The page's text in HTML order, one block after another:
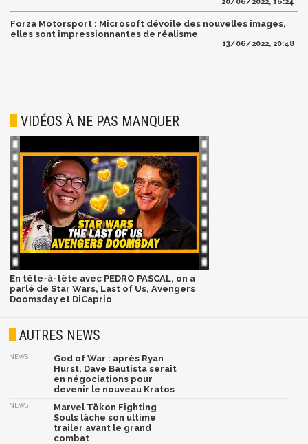
20/06/2022, 16:24
Forza Motorsport : Microsoft dévoile des nouvelles images,
elles sont impressionnantes de réalisme
13/06/2022, 20:48
VIDÉOS À NE PAS MANQUER
En tête-à-tête avec PEDRO PASCAL, on a
parlé de Star Wars, Last of Us, Avengers
Doomsday et DiCaprio
AUTRES NEWS
NEWS
God of War : après Ryan
Hurst, Dave Bautista serait
en négociations pour
devenir le nouveau Kratos
NEWS
Marvel Tōkon Fighting
Souls lâche son ultime
trailer avant le grand
combat